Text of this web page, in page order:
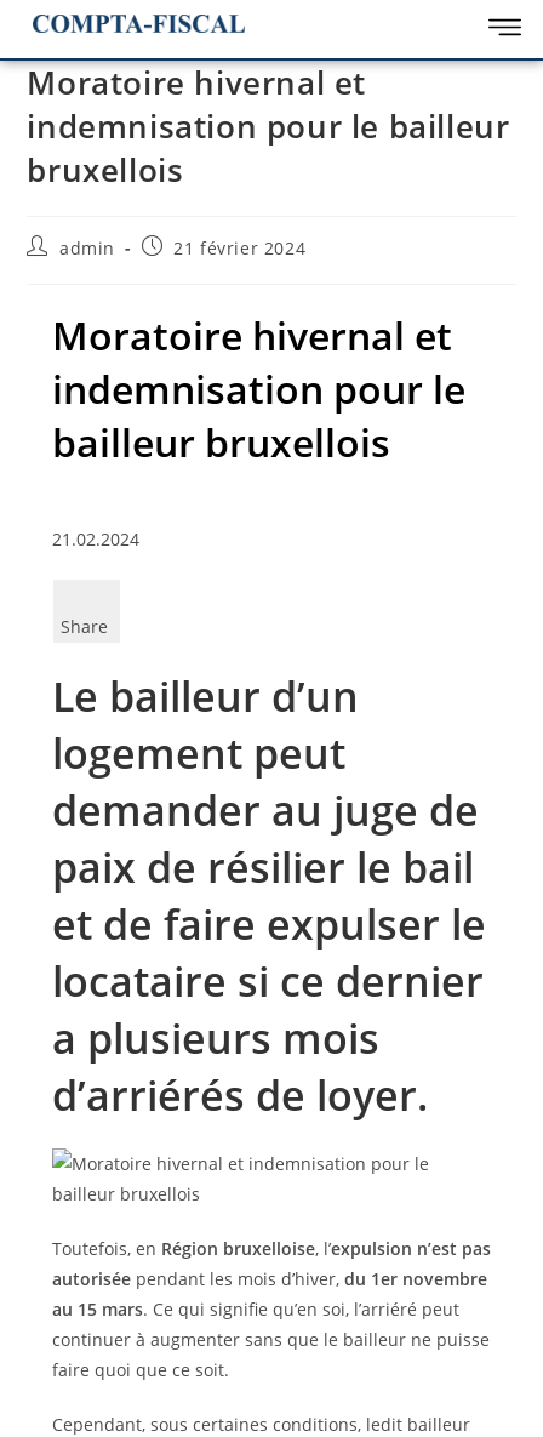
Moratoire hivernal et
indemnisation pour le bailleur
bruxellois
admin 21 février 2024
Moratoire hivernal et
indemnisation pour le
bailleur bruxellois
21.02.2024
Share
Le bailleur d’un
logement peut
demander au juge de
paix de résilier le bail
et de faire expulser le
locataire si ce dernier
a plusieurs mois
d’arriérés de loyer.
Toutefois, en Région bruxelloise, l’expulsion n’est pas
autorisée pendant les mois d’hiver, du 1er novembre
au 15 mars. Ce qui signifie qu’en soi, l’arriéré peut
continuer à augmenter sans que le bailleur ne puisse
faire quoi que ce soit.
Cependant, sous certaines conditions, ledit bailleur